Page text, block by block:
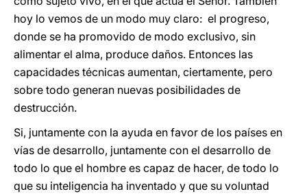
hoy lo vemos de un modo muy claro: el progreso,
donde se ha promovido de modo exclusivo, sin
alimentar el alma, produce daños. Entonces las
capacidades técnicas aumentan, ciertamente, pero
sobre todo generan nuevas posibilidades de
destrucción.
Si, juntamente con la ayuda en favor de los países en
vías de desarrollo, juntamente con el desarrollo de
todo lo que el hombre es capaz de hacer, de todo lo
que su inteligencia ha inventado y que su voluntad